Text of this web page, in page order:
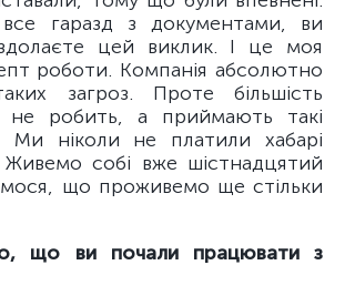
гаразд з документами, ви
здолаєте цей виклик. І це моя
роботи. Компанія абсолютно
загроз. Проте більшість
не робить, а приймають такі
Ми ніколи не платили хабарі
Живемо собі вже шістнадцятий
що проживемо ще стільки
що ви почали працювати з